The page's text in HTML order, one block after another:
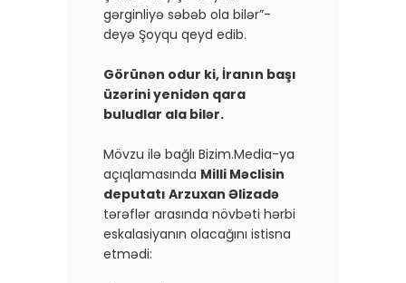
gərginliyə səbəb ola bilər”-
deyə Şoyqu qeyd edib.
Görünən odur ki, İranın başı
üzərini yenidən qara
buludlar ala bilər.
Mövzu ilə bağlı Bizim.Media-ya
açıqlamasında Milli Məclisin
deputatı Arzuxan Əlizadə
tərəflər arasında növbəti hərbi
eskalasiyanın olacağını istisna
etmədi: